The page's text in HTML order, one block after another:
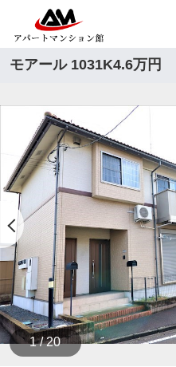
モアール 1031K4.6万円
1 / 20